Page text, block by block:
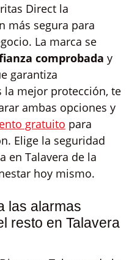
Direct la
más segura para
La marca se
comprobada y
garantiza
la mejor protección, te
ambas opciones y
gratuito para
Elige la seguridad
en Talavera de la
hoy mismo.
las alarmas
resto en Talavera